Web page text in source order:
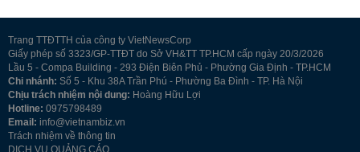
Trang TTĐTTH của công ty VietNewsCorp
Giấy phép số 3323/GP-TTĐT do Sở VH&TT TP.HCM cấp ngày 20/3/2026
Lầu 5 - Compa Building - 293 Điện Biên Phủ - Phường Gia Định - TP.HCM
Chi nhánh: Số 5 - Khu 38A Trần Phú - Phường Ba Đình - TP. Hà Nội
Chịu trách nhiệm nội dung: Hoàng Hữu Lợi
Hotline: 0975798489
Email: info@vietnambiz.vn
Trách nhiệm về thông tin
DỊCH VỤ QUẢNG CÁO